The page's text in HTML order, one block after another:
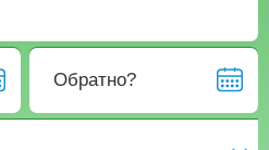
Обратно?